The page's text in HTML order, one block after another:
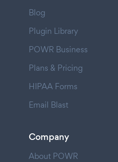
Blog
Plugin Library
POWR Business
Plans & Pricing
HIPAA Forms
Email Blast
Company
About POWR